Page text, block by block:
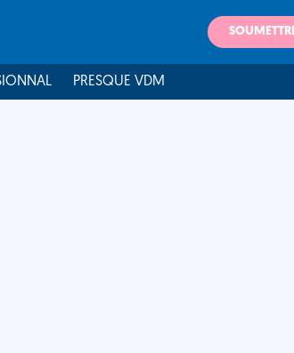
PRESQUE VDM